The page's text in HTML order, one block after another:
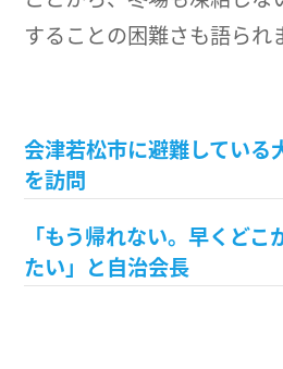
することの困難さも語られ
会津若松市に避難している
を訪問
「もう帰れない。早くど
たい」と自治会長